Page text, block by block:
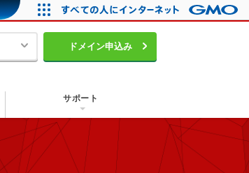
ドメイン申込み
サポート